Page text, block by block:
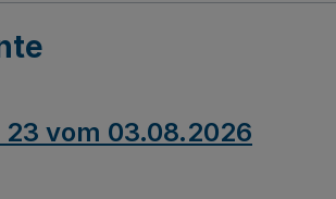
23 vom 03.08.2026